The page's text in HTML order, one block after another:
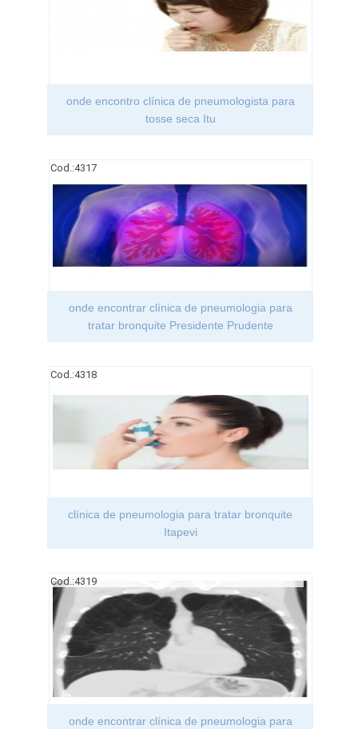
onde encontro clínica de pneumologista para
tosse seca Itu
Cod.:4317
onde encontrar clínica de pneumologia para
tratar bronquite Presidente Prudente
Cod.:4318
clínica de pneumologia para tratar bronquite
Itapevi
Cod.:4319
onde encontrar clínica de pneumologia para